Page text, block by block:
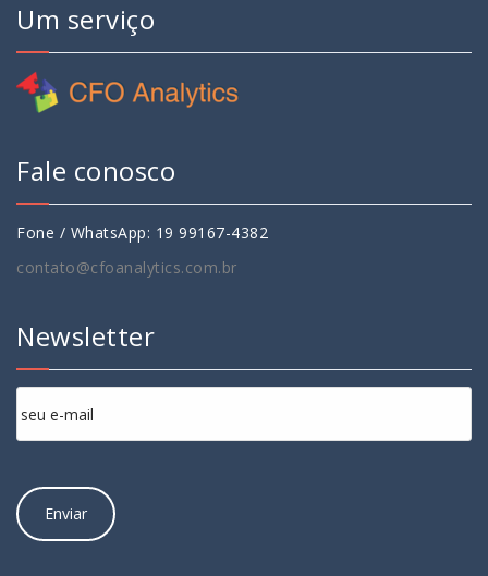
Um serviço
Fale conosco
Fone / WhatsApp: 19 99167-4382
contato@cfoanalytics.com.br
Newsletter